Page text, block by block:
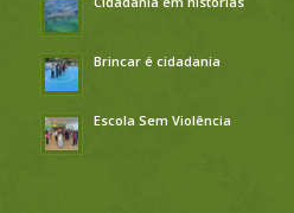
Brincar é cidadania
Escola Sem Violência